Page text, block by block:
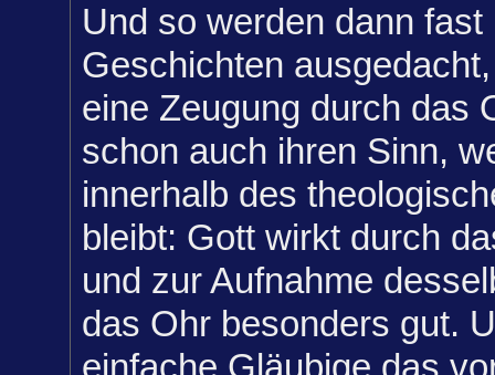
Und so werden dann
Geschichten
eine Zeugung durch das
schon auch ihren Sinn,
innerhalb des
bleibt: Gott wirkt durch
und zur Aufnahme
das Ohr besonders gut.